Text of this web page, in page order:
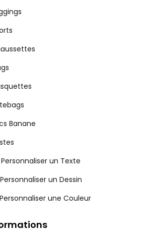
Banane
un Texte
un Dessin
une Couleur